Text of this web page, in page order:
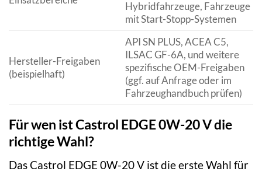
Hybridfahrzeuge, Fahrzeuge
mit Start-Stopp-Systemen
Hersteller-Freigaben
(beispielhaft)
API SN PLUS, ACEA C5,
ILSAC GF-6A, und weitere
spezifische OEM-Freigaben
(ggf. auf Anfrage oder im
Fahrzeughandbuch prüfen)
Für wen ist Castrol EDGE 0W-20 V die
richtige Wahl?
Das Castrol EDGE 0W-20 V ist die erste Wahl für